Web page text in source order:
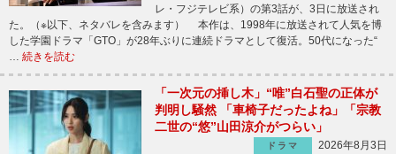
レ・フジテレビ系）の第3話が、3日に放送され
た。（※以下、ネタバレを含みます） 本作は、1998年に放送されて人気を博
した学園ドラマ「GTO」が28年ぶりに連続ドラマとして復活。50代になった“
… 続きを読む
「一次元の挿し木」“唯”白石聖の正体が
判明し騒然 「車椅子だったよね」「宗教
二世の“悠”山田涼介がつらい」
ドラマ
2026年8月3日